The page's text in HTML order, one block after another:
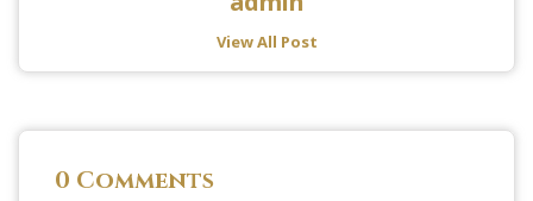
View All Post
0 Comments